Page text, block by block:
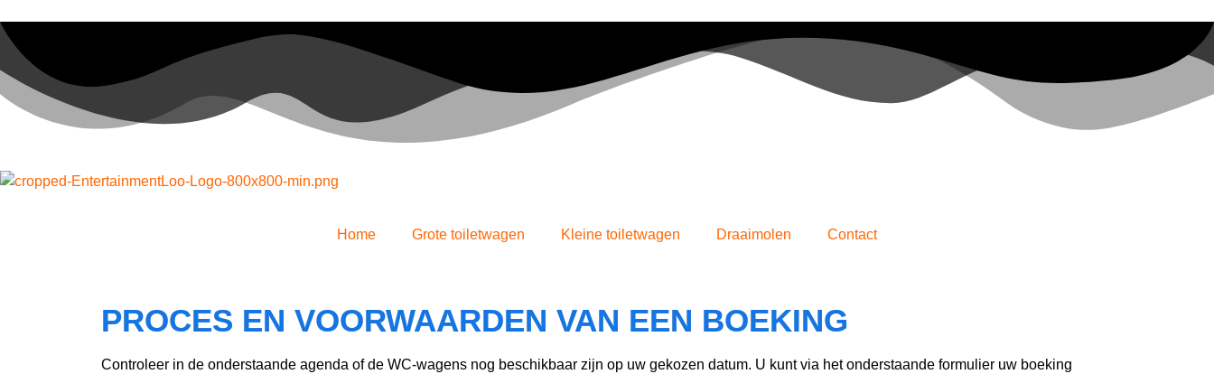
Home Grote toiletwagen Kleine toiletwagen Draaimolen Contact
PROCES EN VOORWAARDEN VAN EEN BOEKING
Controleer in de onderstaande agenda of de WC-wagens nog beschikbaar zijn op uw gekozen datum. U kunt via het onderstaande formulier uw boeking